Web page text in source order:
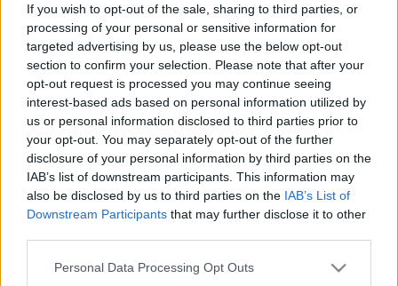
If you wish to opt-out of the sale, sharing to third parties, or
processing of your personal or sensitive information for
targeted advertising by us, please use the below opt-out
section to confirm your selection. Please note that after your
opt-out request is processed you may continue seeing
interest-based ads based on personal information utilized by
us or personal information disclosed to third parties prior to
your opt-out. You may separately opt-out of the further
disclosure of your personal information by third parties on the
IAB’s list of downstream participants. This information may
also be disclosed by us to third parties on the IAB’s List of
Downstream Participants that may further disclose it to other
Please note that this website/app uses one or more Google
Personal Data Processing Opt Outs
nézte az ember Kátai Tamás sólyomszerű alakját,
ahogy hálálkodik zenésztársainak és mindenkinek
megköszöni, mire válaszul mindenki őt éltette, és a
sor végére érve a két hatalmas ember, Lédeczy
Lambert és Vörös András megölelgette és felkapta
ezt az…